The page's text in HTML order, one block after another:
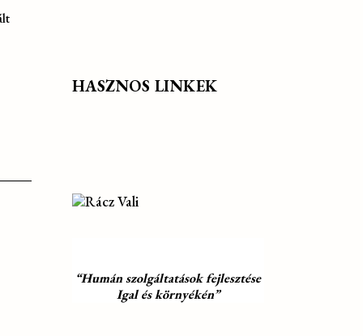
HASZNOS LINKEK
“Humán szolgáltatások fejlesztése
Igal és környékén”